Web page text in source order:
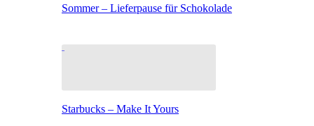
Sommer – Lieferpause für Schokolade
Starbucks – Make It Yours